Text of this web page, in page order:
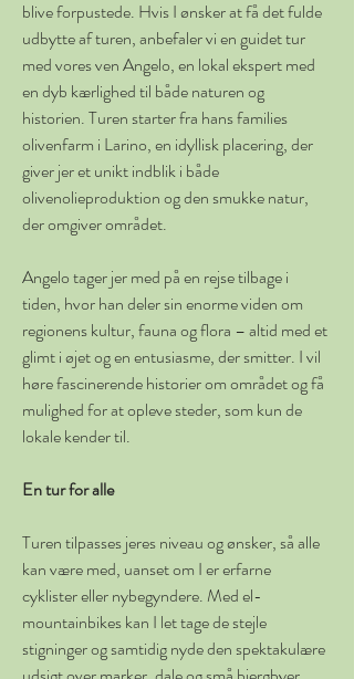
blive forpustede. Hvis I ønsker at få det fulde
udbytte af turen, anbefaler vi en guidet tur
med vores ven Angelo, en lokal ekspert med
en dyb kærlighed til både naturen og
historien. Turen starter fra hans families
olivenfarm i Larino, en idyllisk placering, der
giver jer et unikt indblik i både
olivenolieproduktion og den smukke natur,
der omgiver området.
Angelo tager jer med på en rejse tilbage i
tiden, hvor han deler sin enorme viden om
regionens kultur, fauna og flora – altid med et
glimt i øjet og en entusiasme, der smitter. I vil
høre fascinerende historier om området og få
mulighed for at opleve steder, som kun de
lokale kender til.
En tur for alle
Turen tilpasses jeres niveau og ønsker, så alle
kan være med, uanset om I er erfarne
cyklister eller nybegyndere. Med el-
mountainbikes kan I let tage de stejle
stigninger og samtidig nyde den spektakulære